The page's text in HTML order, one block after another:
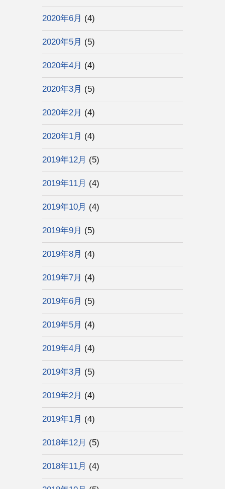
2020年6月 (4)
2020年5月 (5)
2020年4月 (4)
2020年3月 (5)
2020年2月 (4)
2020年1月 (4)
2019年12月 (5)
2019年11月 (4)
2019年10月 (4)
2019年9月 (5)
2019年8月 (4)
2019年7月 (4)
2019年6月 (5)
2019年5月 (4)
2019年4月 (4)
2019年3月 (5)
2019年2月 (4)
2019年1月 (4)
2018年12月 (5)
2018年11月 (4)